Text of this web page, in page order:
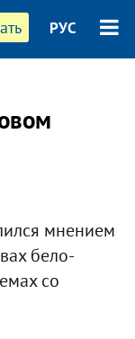
РУС
мнением
бело-
со